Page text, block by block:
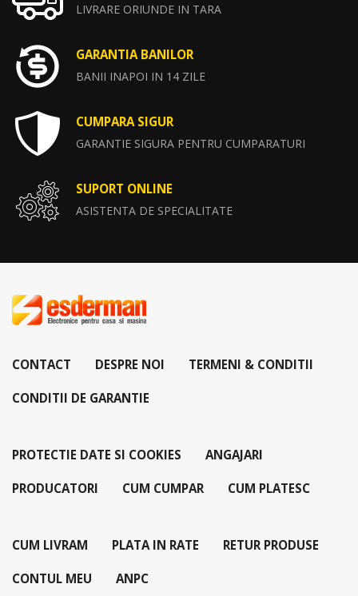
LIVRARE ORIUNDE IN TARA
GARANTIA BANILOR
BANII INAPOI IN 14 ZILE
CUMPARA SIGUR
GARANTIE SIGURA PENTRU CUMPARATURI
SUPORT ONLINE
ASISTENTA DE SPECIALITATE
CONTACT DESPRE NOI TERMENI & CONDITII
CONDITII DE GARANTIE
PROTECTIE DATE SI COOKIES ANGAJARI
PRODUCATORI CUM CUMPAR CUM PLATESC
CUM LIVRAM PLATA IN RATE RETUR PRODUSE
CONTUL MEU ANPC